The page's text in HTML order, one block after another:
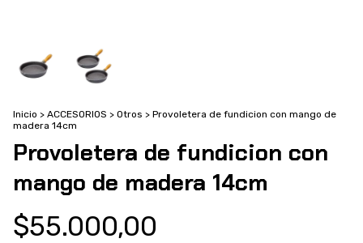
Inicio > ACCESORIOS > Otros > Provoletera de fundicion con mango de
madera 14cm
Provoletera de fundicion con
mango de madera 14cm
$55.000,00